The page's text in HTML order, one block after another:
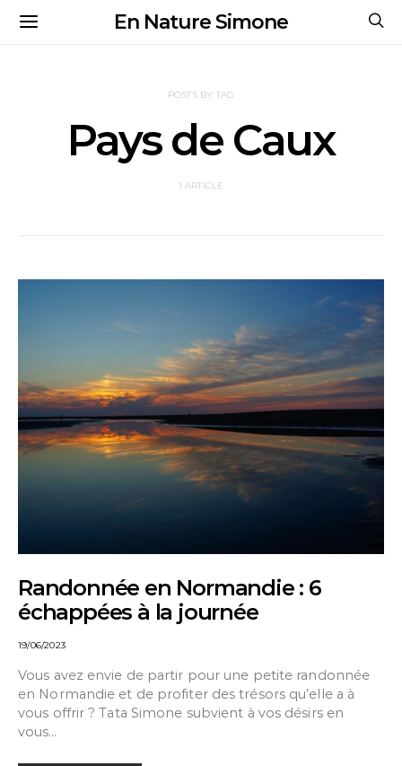
En Nature Simone
POSTS BY TAG
Pays de Caux
1 ARTICLE
Randonnée en Normandie : 6
échappées à la journée
19/06/2023
Vous avez envie de partir pour une petite randonnée
en Normandie et de profiter des trésors qu’elle a à
vous offrir ? Tata Simone subvient à vos désirs en
vous…